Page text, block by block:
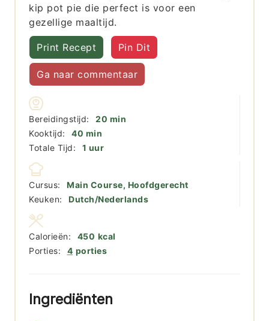
kip pot pie die perfect is voor een
gezellige maaltijd.
Print Recept Pin Dit
Ga naar commentaar
Bereidingstijd: 20 minuten
min
Kooktijd:
40 minuten
min
Totale Tijd:
1 uur
uur
Cursus:
Main Course, Hoofdgerecht
Keuken:
Dutch/Nederlands
Porties: 4 porties
Calorieën: 450 kcal
Ingrediënten